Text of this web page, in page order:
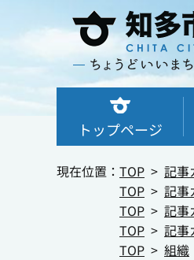
トップページ
現在位置： TOP 記事
TOP
記事
TOP
記事
TOP
記事
TOP
組織